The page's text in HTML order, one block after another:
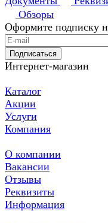
Обзоры
Оформите подписку
Подписаться
Интернет-магазин
Каталог
Акции
Услуги
Компания
О компании
Вакансии
Отзывы
Реквизиты
Информация